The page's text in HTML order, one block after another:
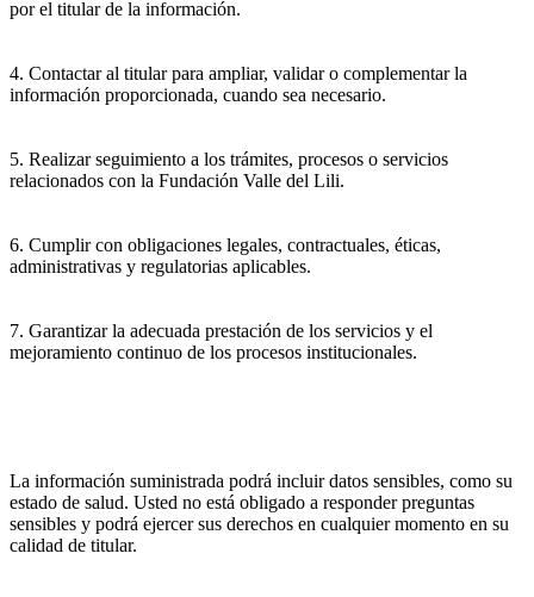
por el titular de la información.
4. Contactar al titular para ampliar, validar o complementar la
información proporcionada, cuando sea necesario.
5. Realizar seguimiento a los trámites, procesos o servicios
relacionados con la Fundación Valle del Lili.
6. Cumplir con obligaciones legales, contractuales, éticas,
administrativas y regulatorias aplicables.
7. Garantizar la adecuada prestación de los servicios y el
mejoramiento continuo de los procesos institucionales.
La información suministrada podrá incluir datos sensibles, como su
estado de salud. Usted no está obligado a responder preguntas
sensibles y podrá ejercer sus derechos en cualquier momento en su
calidad de titular.